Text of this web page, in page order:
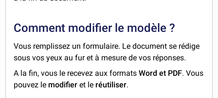
Comment modifier le modèle ?
Vous remplissez un formulaire. Le document se rédige
sous vos yeux au fur et à mesure de vos réponses.
A la fin, vous le recevez aux formatsWord et PDF. Vous
pouvez le modifier et le réutiliser.